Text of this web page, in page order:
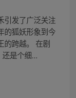
引发了广泛关注
的狐妖形象到今
的跨越。 在剧
是个细...